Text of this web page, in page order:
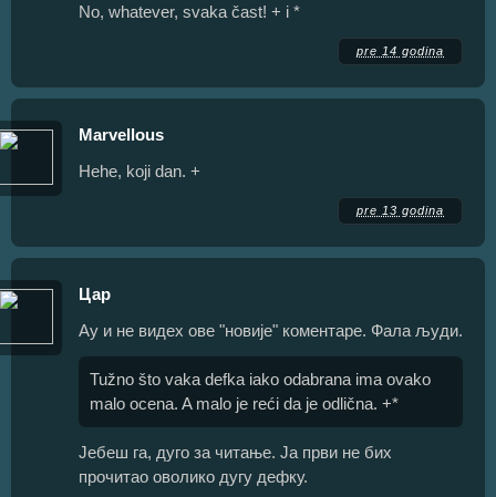
No, whatever, svaka čast! + i *
pre 14 godina
Marvellous
Hehe, koji dan. +
pre 13 godina
Цар
Ау и не видех ове "новије" коментаре. Фала људи.
Tužno što vaka defka iako odabrana ima ovako
malo ocena. A malo je reći da je odlična. +*
Јебеш га, дуго за читање. Ја први не бих
прочитао оволико дугу дефку.